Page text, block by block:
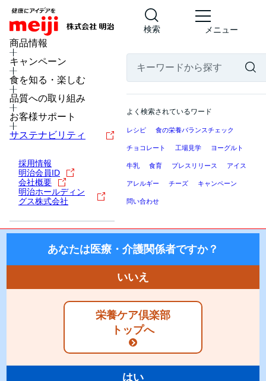
検索 メニュー
商品情報
キャンペーン
食を知る・楽しむ
品質への取り組み
お客様サポート
サステナビリティ
採用情報
明治会員ID
会社概要
明治ホールディン
グス株式会社
よく検索されているワード
レシピ 食の栄養バランスチェック
チョコレート 工場見学 ヨーグルト
牛乳 食育 プレスリリース アイス
アレルギー チーズ キャンペーン
問い合わせ
標準組成表
アレルギー表示 賞味期限・
医療・介護関係者の皆様へ
ここから先の「meiji Nutrition Info（明治ニュートリション
インフォ）」では、日本国内の医療機関・施設にお勤めの医
療・介護関係者（医師・薬剤師・看護師・栄養士・ケアマネ
ージャー等）を対象に、製品を適正にご使用いただくための
情報を提供しております。
国外の医療・介護関係者、一般の方に対する情報提供を目的
としたものではございませんので、ご了承ください。
あなたは医療・介護関係者ですか？
いいえ
栄養ケア倶楽部
トップへ
はい